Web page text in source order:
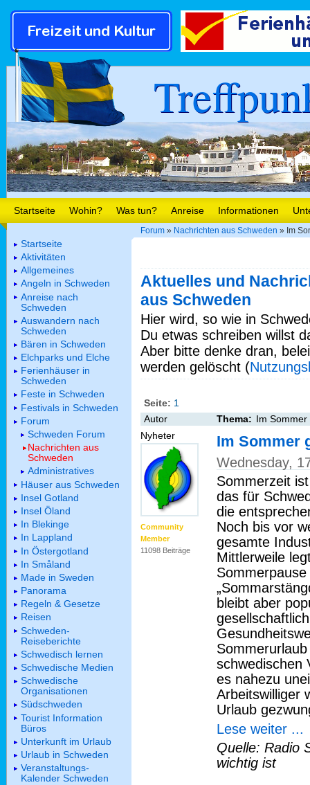
Startseite Wohin? Was tun? Anreise Informationen
Forum » Nachrichten aus Schweden » Im
Aktuelles und
aus Schweden
Hier wird, so wie in
Du etwas schreiben willst
Aber bitte denke dran,
werden gelöscht (
Seite: 1
Autor
Thema: Im
Nyheter
Community
Member
11098 Beiträge
Im Sommer
Wednesday,
Sommerzeit
das für
die
Noch bis vor
gesamte
Mittlerweile
bleibt aber
schwedischen
es nahezu
Arbeitswilliger
Urlaub
Lese weiter ...
Quelle: Radio
wichtig ist
Startseite
Aktivitäten
Allgemeines
Angeln in Schweden
Anreise nach
Schweden
Auswandern nach
Schweden
Bären in Schweden
Elchparks und Elche
Ferienhäuser in
Schweden
Feste in Schweden
Festivals in Schweden
Forum
Schweden Forum
Nachrichten aus
Schweden
Administratives
Häuser aus Schweden
Insel Gotland
Insel Öland
In Blekinge
In Lappland
In Östergotland
In Småland
Made in Sweden
Panorama
Regeln & Gesetze
Reisen
Schweden-
Reiseberichte
Schwedisch lernen
Schwedische Medien
Schwedische
Organisationen
Südschweden
Tourist Information
Büros
Unterkunft im Urlaub
Urlaub in Schweden
Veranstaltungs-
Kalender Schweden